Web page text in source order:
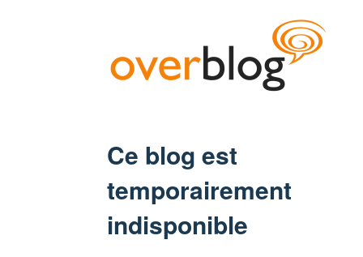
Ce blog est
temporairement
indisponible